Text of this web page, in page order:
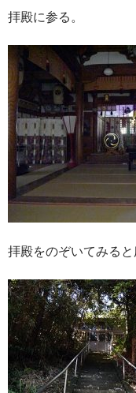
拝殿に参る。
拝殿をのぞいてみると